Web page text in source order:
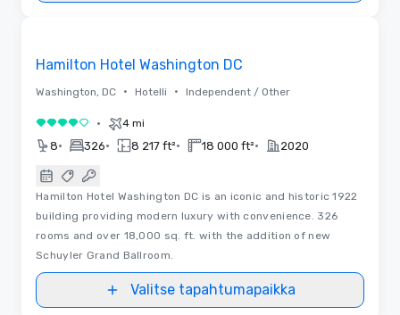
Hamilton Hotel Washington DC
Washington, DC • Hotelli • Independent / Other
4 / 5 • 4 mi
8• 326• 8 217 ft²• 18 000 ft²• 2020
Hamilton Hotel Washington DC is an iconic and historic 1922
building providing modern luxury with convenience. 326
rooms and over 18,000 sq. ft. with the addition of new
Schuyler Grand Ballroom.
Valitse tapahtumapaikka